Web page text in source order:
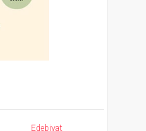
Edebiyat